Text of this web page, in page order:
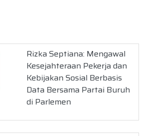
Rizka Septiana: Mengawal
Kesejahteraan Pekerja dan
Kebijakan Sosial Berbasis
Data Bersama Partai Buruh
di Parlemen